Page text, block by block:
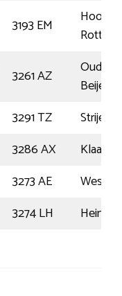
3193 EM
3261 AZ
Oud-
3291 TZ
Strijen
3286 AX
3273 AE
3274 LH